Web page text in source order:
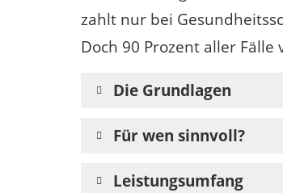
zahlt nur bei
Doch 90 Prozent aller
Die Grundlagen
Für wen sinnvoll?
Leistungsumfang